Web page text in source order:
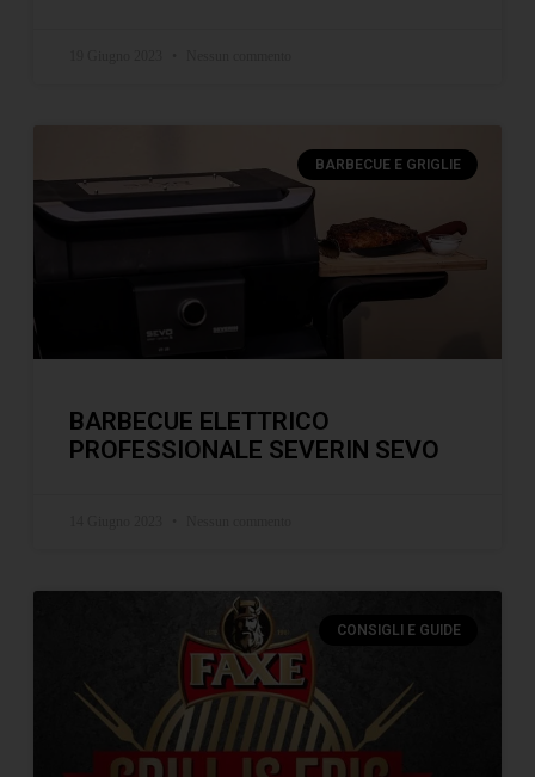
BARBECUE E GRIGLIE
BARBECUE ELETTRICO
PROFESSIONALE SEVERIN SEVO
CONSIGLI E GUIDE